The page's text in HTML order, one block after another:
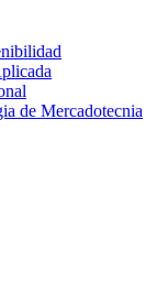
de Mercadotecnia